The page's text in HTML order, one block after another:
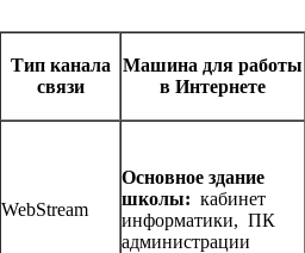
Тип канала
связи
Машина для работы
в Интернете
WebStream
Основное здание
школы: кабинет
информатики, ПК
администрации